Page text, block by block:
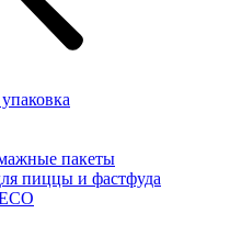
пакеты
пиццы и фастфуда